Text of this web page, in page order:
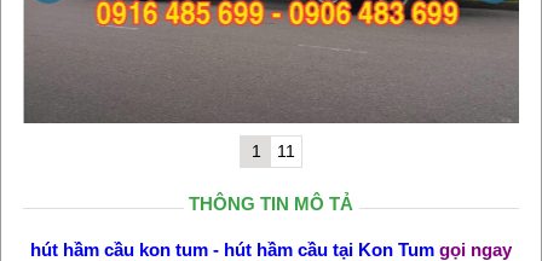
1 11
THÔNG TIN MÔ TẢ
hút hầm cầu kon tum - hút hầm cầu tại Kon Tum gọi ngay